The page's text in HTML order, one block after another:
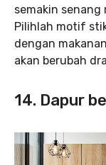
semakin senang
Pilihlah motif
dengan
akan berubah
14. Dapur